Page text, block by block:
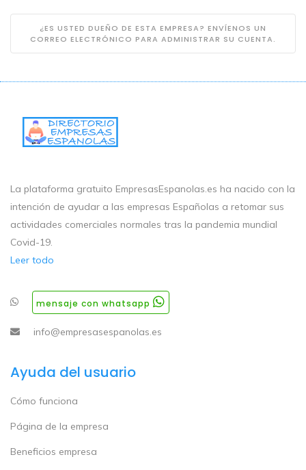
¿ES USTED DUEÑO DE ESTA EMPRESA? ENVÍENOS UN
CORREO ELECTRÓNICO PARA ADMINISTRAR SU CUENTA.
La plataforma gratuito EmpresasEspanolas.es ha nacido con la
intención de ayudar a las empresas Españolas a retomar sus
actividades comerciales normales tras la pandemia mundial
Covid-19.
Leer todo
mensaje con whatsapp
info@empresasespanolas.es
Ayuda del usuario
Cómo funciona
Página de la empresa
Beneficios empresa